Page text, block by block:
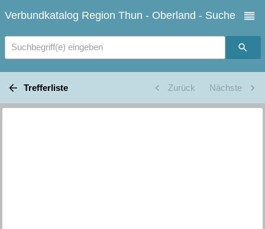
Verbundkatalog Region Thun - Oberland - Suche
Suchbegriff(e) eingeben
Trefferliste Zurück Nächste